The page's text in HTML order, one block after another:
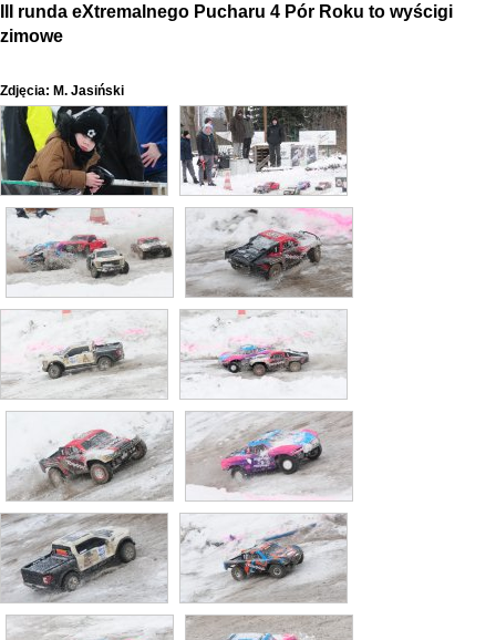
III runda eXtremalnego Pucharu 4 Pór Roku to wyścigi
zimowe
Zdjęcia: M. Jasiński